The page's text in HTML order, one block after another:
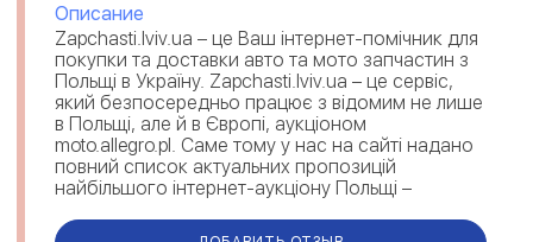
Описание
Zapchasti.lviv.ua – це Ваш інтернет-помічник для
покупки та доставки авто та мото запчастин з
Польщі в Україну. Zapchasti.lviv.ua – це сервіс,
який безпосередньо працює з відомим не лише
в Польщі, але й в Європі, аукціоном
moto.allegro.pl. Саме тому у нас на сайті надано
повний список актуальних пропозицій
найбільшого інтернет-аукціону Польщі –